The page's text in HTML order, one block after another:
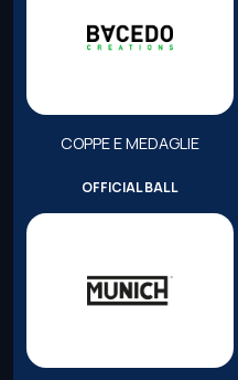
COPPE E MEDAGLIE
OFFICIAL BALL